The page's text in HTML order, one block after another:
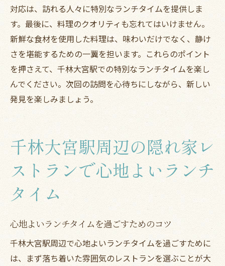
対応は、訪れる人々に特別なランチタイムを提供しま
す。最後に、料理のクオリティも忘れてはいけません。
新鮮な食材を使用した料理は、味わいだけでなく、静け
さを堪能するための一翼を担います。これらのポイント
を押さえて、千林大宮駅での特別なランチタイムを楽し
んでください。次回の訪問を心待ちにしながら、新しい
発見を楽しみましょう。
千林大宮駅周辺の隠れ家レ
ストランで心地よいランチ
タイム
心地よいランチタイムを過ごすためのコツ
千林大宮駅周辺で心地よいランチタイムを過ごすために
は、まず落ち着いた雰囲気のレストランを選ぶことが大